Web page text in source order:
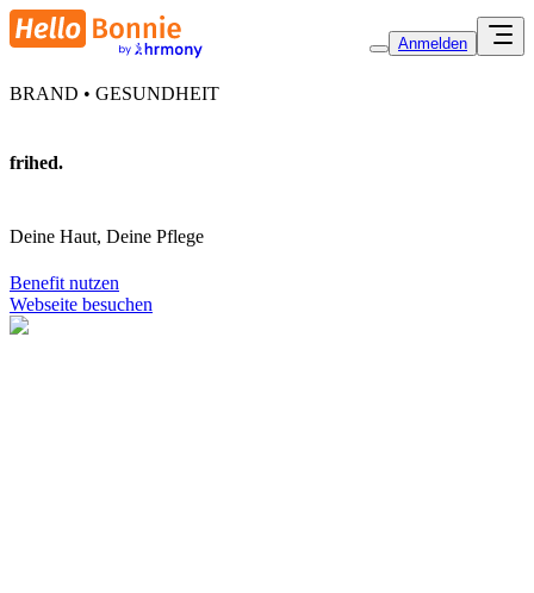
Anmelden
BRAND • GESUNDHEIT
frihed.
Deine Haut, Deine Pflege
Benefit nutzen
Webseite besuchen